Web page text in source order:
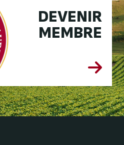
DEVENIR
MEMBRE